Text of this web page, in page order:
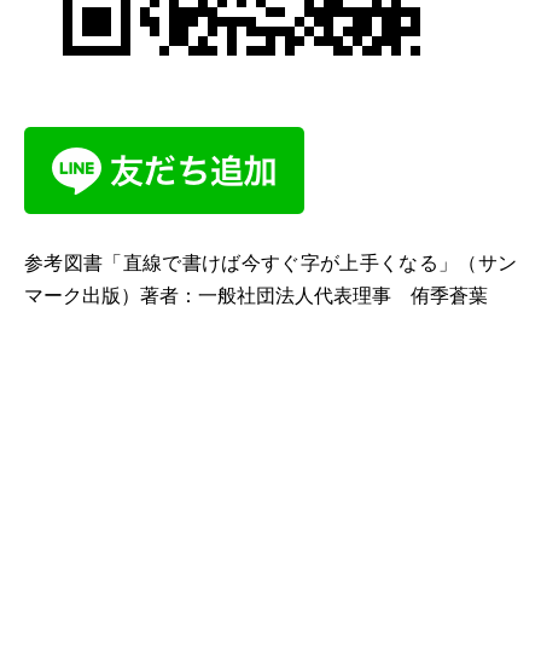
参考図書「直線で書けば今すぐ字が上手くなる」（サン
マーク出版）著者：一般社団法人代表理事 侑季蒼葉